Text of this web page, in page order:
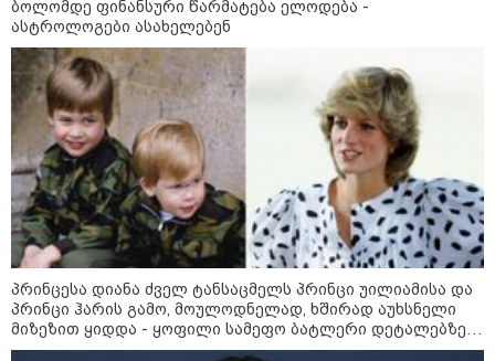
დაარტყეს, არიან დაღუპულები
და დაშავებულები - რა
ინფორმაციას ავრცელებს
ხარკოვის მერი?
10:02 / 09-08-2026
"ქართული ოცნება” ხელს
უწყობს ირანული
ტერორისტული ქსელების
უკანონო გაფართოებას, თუმცა
მაინც ამერიკას უყენებს
მოთხოვნებს?" - ჯო უილსონი
კატეგორიის ყველა სიახლე
ბოლომდე ფინანსური წარმატება ელოდება -
ასტროლოგები ასახელებენ
პრინცესა დიანა ძველ ტანსაცმელს პრინცი უილიამისა და
პრინცი ჰარის გამო, მოულოდნელად, ხშირად აუხსნელი
მიზეზით ყიდდა - ყოფილი სამეფო ბატლერი დეტალებზე
საკუთარ წიგნში საუბრობს